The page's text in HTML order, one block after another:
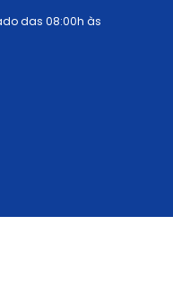
das 08:00h às